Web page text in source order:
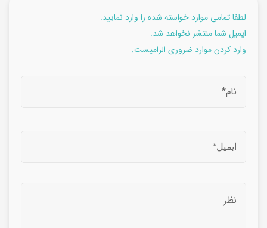
لطفا تمامی موارد خواسته شده را وارد نمایید.
ایمیل شما منتشر نخواهد شد.
وارد کردن موارد ضروری الزامیست.